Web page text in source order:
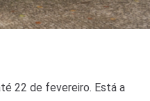
22 de fevereiro. Está a